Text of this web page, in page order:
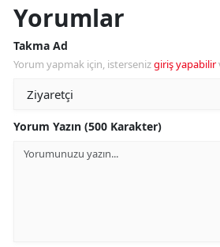
Yorumlar
Takma Ad
Yorum yapmak için, istersenizgiriş yapabilir
Yorum Yazın (500 Karakter)